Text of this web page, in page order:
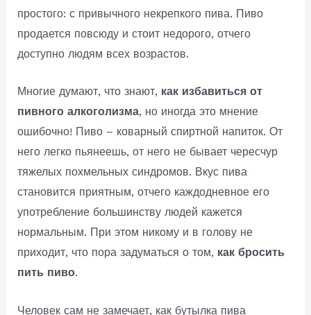
простого: с привычного некрепкого пива. Пиво
продается повсюду и стоит недорого, отчего
доступно людям всех возрастов.
Многие думают, что знают, как избавиться от
пивного алкоголизма, но иногда это мнение
ошибочно! Пиво – коварный спиртной напиток. От
него легко пьянеешь, от него не бывает чересчур
тяжелых похмельных синдромов. Вкус пива
становится приятным, отчего каждодневное его
употребление большинству людей кажется
нормальным. При этом никому и в голову не
приходит, что пора задуматься о том, как бросить
пить пиво.
Человек сам не замечает, как бутылка пива